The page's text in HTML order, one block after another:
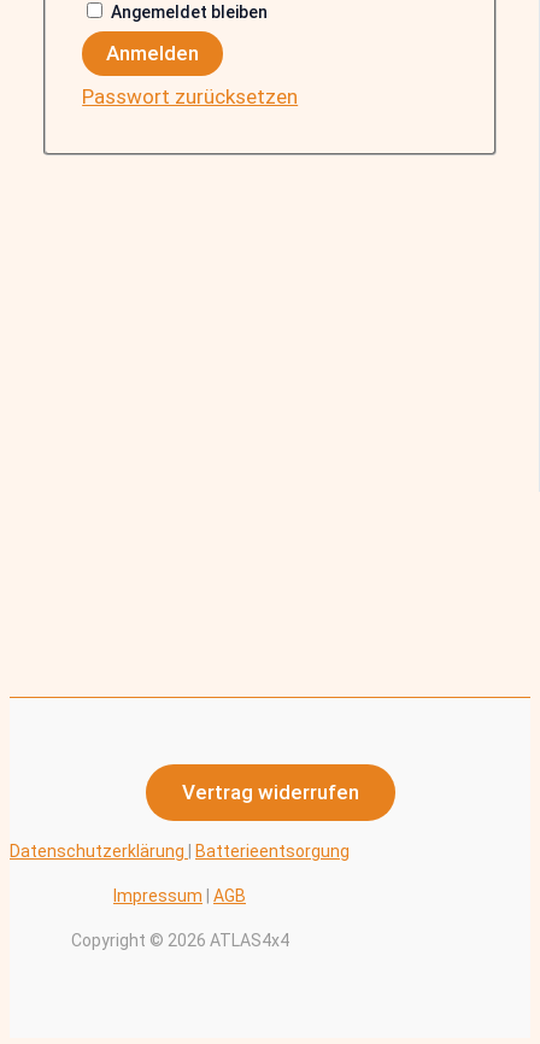
Angemeldet bleiben
Anmelden
Passwort zurücksetzen
Vertrag widerrufen
Datenschutzerklärung Batterieentsorgung
Impressum AGB
Copyright © 2026 ATLAS4x4